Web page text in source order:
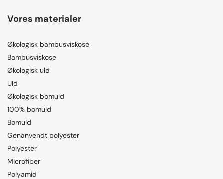
Vores materialer
Økologisk bambusviskose
Bambusviskose
Økologisk uld
Uld
Økologisk bomuld
100% bomuld
Bomuld
Genanvendt polyester
Polyester
Microfiber
Polyamid